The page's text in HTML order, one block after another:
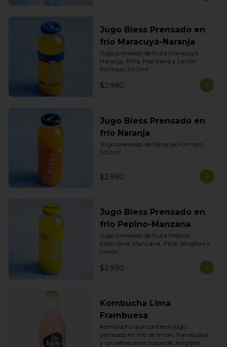
Jugo Bless Prensado en
frío Maracuyá-Naranja
Jugo prensado de fruta Maracuyá,
Naranja, Piña, Manzana y Limón
Formato 300ml
$2.990
Jugo Bless Prensado en
frío Naranja
Jugo prensado de Naranja Formato
300ml
$2.990
Jugo Bless Prensado en
frío Pepino-Manzana
Jugo prensado de fruta Pepino,
Espirulina, Manzana, Piña, Jengibre y
Limón
$2.990
Kombucha Lima
Frambuesa
Kombucha que contiene jugo
prensado en frío de limon, frambuesa
y un refrescante toque de Jengibre